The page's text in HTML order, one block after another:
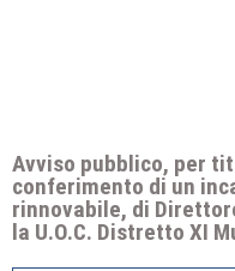
Avviso pubblico, per
conferimento di un
rinnovabile, di
la U.O.C. Distretto XI